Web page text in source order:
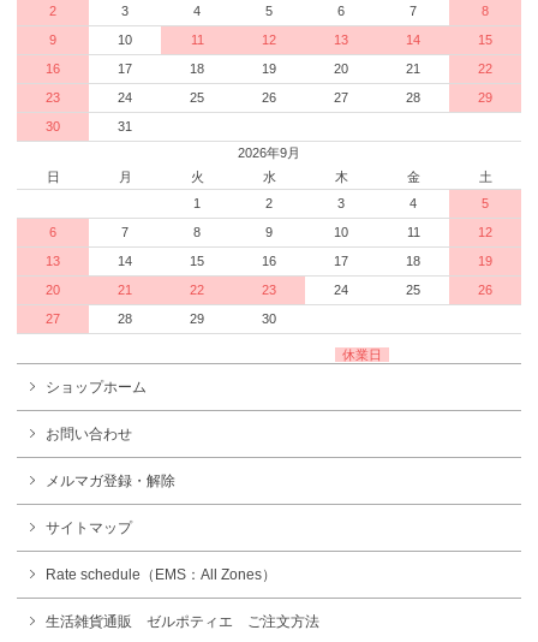
2
3 4 5 6 7
8
9
10 11 12 13 14
15
16
17 18 19 20 21
22
23
24 25 26 27 28
29
30
31
2026年9月
日
月 火 水 木 金
土
1
2 3 4
5
6
7 8 9 10 11
12
13
14 15 16 17 18
19
20
21 22 23 24 25
26
27
28 29 30
休業日
ショップホーム
お問い合わせ
メルマガ登録・解除
サイトマップ
Rate schedule（EMS：All Zones）
生活雑貨通販 ゼルポティエ ご注文方法